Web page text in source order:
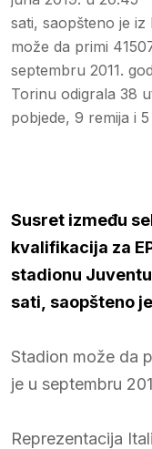
sati, saopšteno je iz
može da primi
septembru 2011.
Torinu odigrala 38
pobjede, 9 remija i
Susret između
kvalifikacija za
stadionu
sati, saopšteno
Stadion može da
je u septembru
Reprezentacija